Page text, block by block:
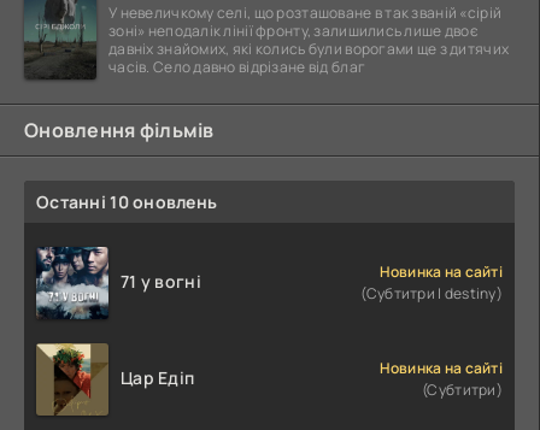
У невеличкому селі, що розташоване в так званій «сірій
зоні» неподалік лінії фронту, залишились лише двоє
давніх знайомих, які колись були ворогами ще з дитячих
часів. Село давно відрізане від благ
Оновлення фільмів
Останні 10 оновлень
71 у вогні
Новинка на сайті
(Субтитри | destiny)
Цар Едіп
Новинка на сайті
(Субтитри)